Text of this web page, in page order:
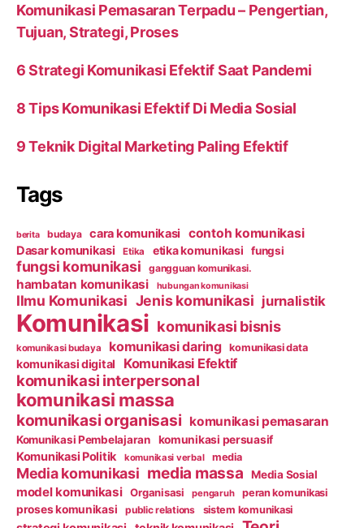
Komunikasi Pemasaran Terpadu – Pengertian,
Tujuan, Strategi, Proses
6 Strategi Komunikasi Efektif Saat Pandemi
8 Tips Komunikasi Efektif Di Media Sosial
9 Teknik Digital Marketing Paling Efektif
Tags
berita budaya cara komunikasi contoh komunikasi
Dasar komunikasi Etika etika komunikasi fungsi
fungsi komunikasi gangguan komunikasi.
hambatan komunikasi hubungan komunikasi
Ilmu Komunikasi Jenis komunikasi jurnalistik
Komunikasi komunikasi bisnis
komunikasi budaya komunikasi daring komunikasi data
komunikasi digital Komunikasi Efektif
komunikasi interpersonal
komunikasi massa
komunikasi organisasi komunikasi pemasaran
Komunikasi Pembelajaran komunikasi persuasif
Komunikasi Politik komunikasi verbal media
Media komunikasi media massa Media Sosial
model komunikasi Organisasi pengaruh peran komunikasi
proses komunikasi public relations sistem komunikasi